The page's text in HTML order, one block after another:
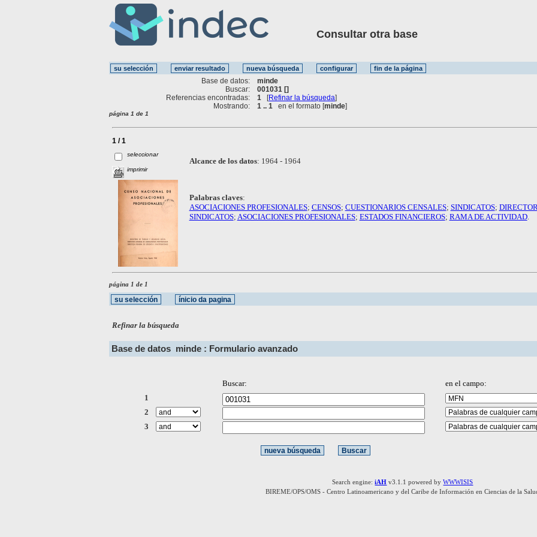
Consultar otra base
Base de datos:
minde
Buscar:
001031 []
Referencias encontradas:
1 [Refinar la búsqueda]
Mostrando:
1 .. 1 en el formato [minde]
página 1 de 1
1 / 1
seleccionar
imprimir
Alcance de los datos: 1964 - 1964
Palabras claves:
ASOCIACIONES PROFESIONALES; CENSOS; CUESTIONARIOS CENSALES; SINDICATOS;
SINDICATOS; ASOCIACIONES PROFESIONALES; ESTADOS FINANCIEROS; RAMA DE ACTIVIDAD.
página 1 de 1
Refinar la búsqueda
Base de datos minde : Formulario avanzado
Buscar:
en el campo:
1
2
3
Search engine:iAH v3.1.1 powered byWWWISIS
BIREME/OPS/OMS - Centro Latinoamericano y del Caribe de Información en Ciencias de la